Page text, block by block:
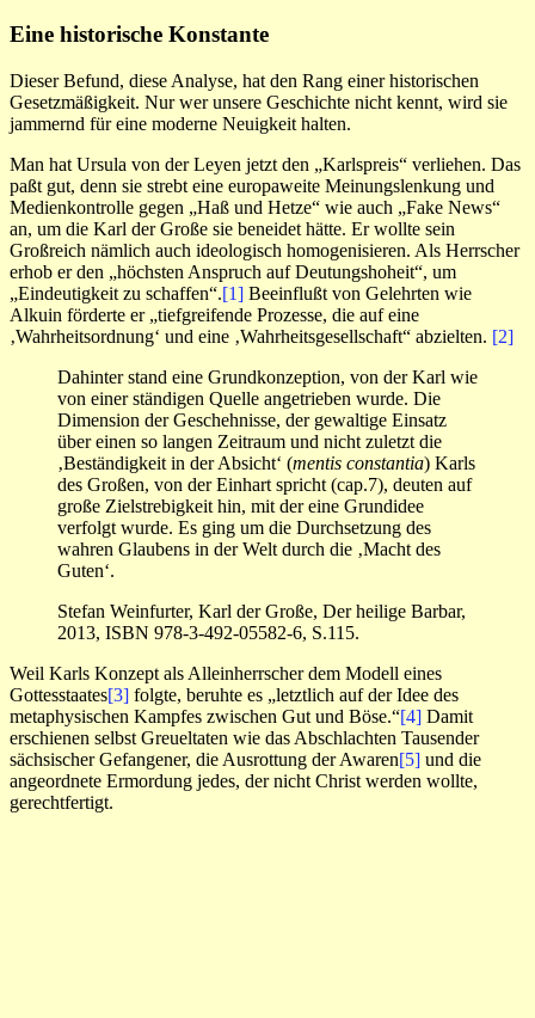
Eine historische Konstante
Dieser Befund, diese Analyse, hat den Rang einer historischen
Gesetzmäßigkeit. Nur wer unsere Geschichte nicht kennt, wird sie
jammernd für eine moderne Neuigkeit halten.
Man hat Ursula von der Leyen jetzt den „Karlspreis“ verliehen. Das
paßt gut, denn sie strebt eine europaweite Meinungslenkung und
Medienkontrolle gegen „Haß und Hetze“ wie auch „Fake News“
an, um die Karl der Große sie beneidet hätte. Er wollte sein
Großreich nämlich auch ideologisch homogenisieren. Als Herrscher
erhob er den „höchsten Anspruch auf Deutungshoheit“, um
„Eindeutigkeit zu schaffen“.[1] Beeinflußt von Gelehrten wie
Alkuin förderte er „tiefgreifende Prozesse, die auf eine
‚Wahrheitsordnung‘ und eine ‚Wahrheitsgesellschaft“ abzielten. [2]
Dahinter stand eine Grundkonzeption, von der Karl wie
von einer ständigen Quelle angetrieben wurde. Die
Dimension der Geschehnisse, der gewaltige Einsatz
über einen so langen Zeitraum und nicht zuletzt die
‚Beständigkeit in der Absicht‘ (mentis constantia) Karls
des Großen, von der Einhart spricht (cap.7), deuten auf
große Zielstrebigkeit hin, mit der eine Grundidee
verfolgt wurde. Es ging um die Durchsetzung des
wahren Glaubens in der Welt durch die ‚Macht des
Guten‘.
Stefan Weinfurter, Karl der Große, Der heilige Barbar,
2013, ISBN 978-3-492-05582-6, S.115.
Weil Karls Konzept als Alleinherrscher dem Modell eines
Gottesstaates[3] folgte, beruhte es „letztlich auf der Idee des
metaphysischen Kampfes zwischen Gut und Böse.“[4] Damit
erschienen selbst Greueltaten wie das Abschlachten Tausender
sächsischer Gefangener, die Ausrottung der Awaren[5] und die
angeordnete Ermordung jedes, der nicht Christ werden wollte,
gerechtfertigt.